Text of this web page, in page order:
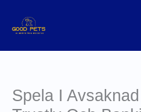
contenido
Spela I